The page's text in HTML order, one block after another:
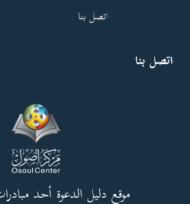
اتصل بنا
اتصل بنا
موقع دليل الدعوة أحد